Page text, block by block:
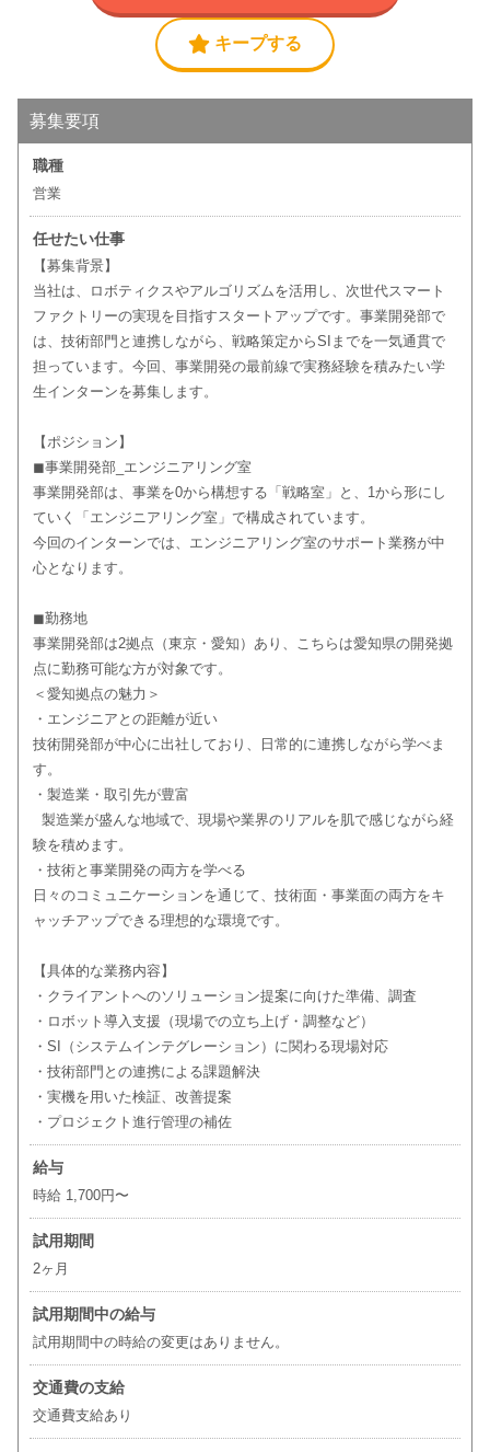
キープする
募集要項
職種
営業
任せたい仕事
【募集背景】
当社は、ロボティクスやアルゴリズムを活用し、次世代スマート
ファクトリーの実現を目指すスタートアップです。事業開発部で
は、技術部門と連携しながら、戦略策定からSIまでを一気通貫で
担っています。今回、事業開発の最前線で実務経験を積みたい学
生インターンを募集します。
【ポジション】
◼︎事業開発部_エンジニアリング室
事業開発部は、事業を0から構想する「戦略室」と、1から形にし
ていく「エンジニアリング室」で構成されています。
今回のインターンでは、エンジニアリング室のサポート業務が中
心となります。
◼︎勤務地
事業開発部は2拠点（東京・愛知）あり、こちらは愛知県の開発拠
点に勤務可能な方が対象です。
＜愛知拠点の魅力＞
・エンジニアとの距離が近い
技術開発部が中心に出社しており、日常的に連携しながら学べま
す。
・製造業・取引先が豊富
製造業が盛んな地域で、現場や業界のリアルを肌で感じながら経
験を積めます。
・技術と事業開発の両方を学べる
日々のコミュニケーションを通じて、技術面・事業面の両方をキ
ャッチアップできる理想的な環境です。
【具体的な業務内容】
・クライアントへのソリューション提案に向けた準備、調査
・ロボット導入支援（現場での立ち上げ・調整など）
・SI（システムインテグレーション）に関わる現場対応
・技術部門との連携による課題解決
・実機を用いた検証、改善提案
・プロジェクト進行管理の補佐
給与
時給 1,700円〜
試用期間
2ヶ月
試用期間中の給与
試用期間中の時給の変更はありません。
交通費の支給
交通費支給あり